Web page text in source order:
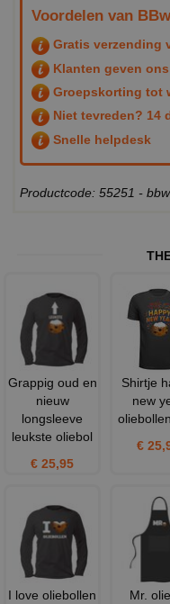
Voordelen van
Gratis verzending
Klanten geven
Groepskorting tot
Niet tevreden? 14
Snelle helpdesk
Productcode: 55251 -
Grappig oud en
nieuw
longsleeve
leukste oliebol
€ 25,95
Shirtje
new
€
I love oliebollen
Mr.